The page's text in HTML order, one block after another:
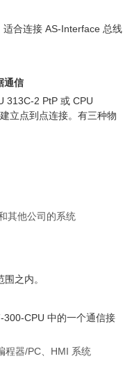
合连接 AS-Interface 总线
通信
313C-2 PtP 或 CPU
立点到点连接。有三种物
其他公司的系统
之内。
300-CPU 中的一个通信接
程器/PC、HMI 系统